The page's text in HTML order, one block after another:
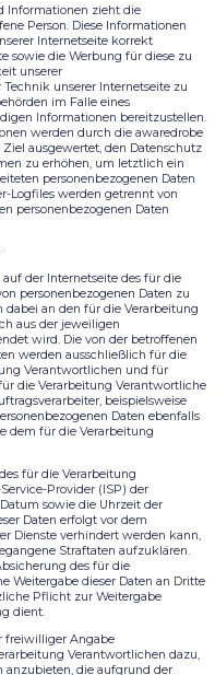
Informationen zieht die
Person. Diese Informationen
Internetseite korrekt
sowie die Werbung für diese zu
unserer
unserer Internetseite zu
im Falle eines
Informationen bereitzustellen.
werden durch die awaredrobe
ausgewertet, den Datenschutz
zu erhöhen, um letztlich ein
personenbezogenen Daten
Logfiles werden getrennt von
personenbezogenen Daten
der Internetseite des für die
personenbezogenen Daten zu
dabei an den für die Verarbeitung
aus der jeweiligen
wird. Die von der betroffenen
werden ausschließlich für die
Verantwortlichen und für
die Verarbeitung Verantwortliche
beispielsweise
Daten ebenfalls
dem für die Verarbeitung
für die Verarbeitung
Provider (ISP) der
sowie die Uhrzeit der
Daten erfolgt vor dem
Dienste verhindert werden kann,
Straftaten aufzuklären.
des für die
Weitergabe dieser Daten an Dritte
Pflicht zur Weitergabe
dient.
freiwilliger Angabe
Verantwortlichen dazu,
anzubieten, die aufgrund der